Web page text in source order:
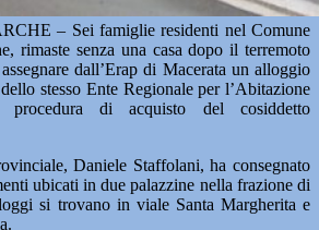
– Sei famiglie residenti nel Comune
rimaste senza una casa dopo il terremoto
dall’Erap di Macerata un alloggio
stesso Ente Regionale per l’Abitazione
procedura di acquisto del cosiddetto
Daniele Staffolani, ha consegnato
ubicati in due palazzine nella frazione di
si trovano in viale Santa Margherita e